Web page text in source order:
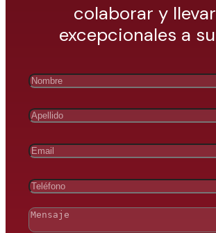
colaborar y
excepcionales a